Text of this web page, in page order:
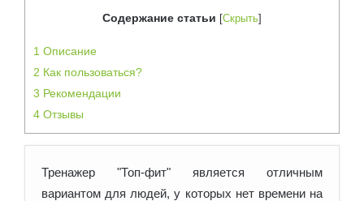
Содержание статьи [Скрыть]
1 Описание
2 Как пользоваться?
3 Рекомендации
4 Отзывы
Тренажер "Топ-фит" является отличным
вариантом для людей, у которых нет времени на